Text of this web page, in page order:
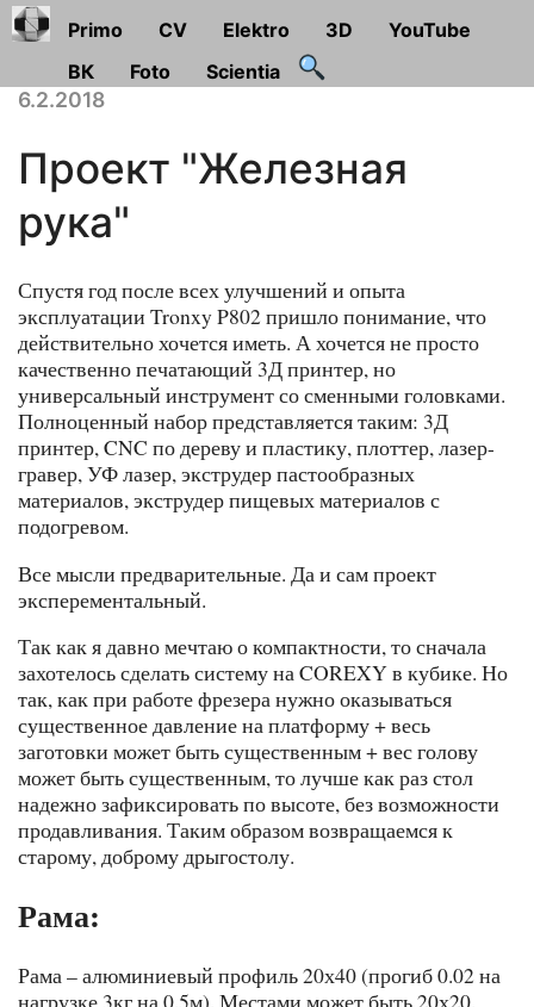
Primo CV Elektro 3D
YouTube
ВК
Foto Scientia
6.2.2018
Проект "Железная
рука"
Спустя год после всех улучшений и опыта
эксплуатации Tronxy P802 пришло понимание, что
действительно хочется иметь. А хочется не просто
качественно печатающий 3Д принтер, но
универсальный инструмент со сменными головками.
Полноценный набор представляется таким: 3Д
принтер, CNC по дереву и пластику, плоттер, лазер-
гравер, УФ лазер, экструдер пастообразных
материалов, экструдер пищевых материалов с
подогревом.
Все мысли предварительные. Да и сам проект
эксперементальный.
Так как я давно мечтаю о компактности, то сначала
захотелось сделать систему на COREXY в кубике. Но
так, как при работе фрезера нужно оказываться
существенное давление на платформу + весь
заготовки может быть существенным + вес голову
может быть существенным, то лучше как раз стол
надежно зафиксировать по высоте, без возможности
продавливания. Таким образом возвращаемся к
старому, доброму дрыгостолу.
Рама:
Рама – алюминиевый профиль 20х40 (прогиб 0.02 на
нагрузке 3кг на 0.5м). Местами может быть 20х20.